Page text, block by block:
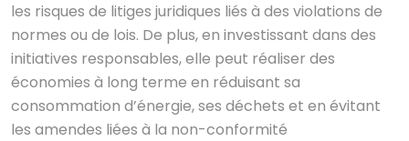
les risques de litiges juridiques liés à des violations de
normes ou de lois. De plus, en investissant dans des
initiatives responsables, elle peut réaliser des
économies à long terme en réduisant sa
consommation d’énergie, ses déchets et en évitant
les amendes liées à la non-conformité